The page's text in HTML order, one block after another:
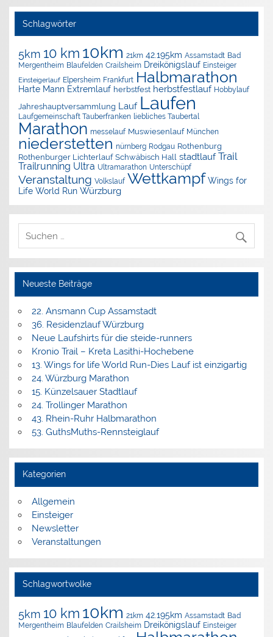
Schlagwörter
5km 10 km 10km 21km 42.195km Assamstadt Bad
Mergentheim Blaufelden Crailsheim Dreikönigslauf Einsteiger
Einsteigerlauf Elpersheim Frankfurt Halbmarathon
Harte Mann Extremlauf herbstfest herbstfestlauf Hobbylauf
Jahreshauptversammlung Lauf Laufen
Laufgemeinschaft Tauberfranken liebliches Taubertal
Marathon messelauf Muswiesenlauf München
niederstetten nürnberg Rodgau Rothenburg
Rothenburger Lichterlauf Schwäbisch Hall stadtlauf Trail
Trailrunning Ultra Ultramarathon Unterschüpf
Veranstaltung Volkslauf Wettkampf Wings for
Life World Run Würzburg
Neueste Beiträge
22. Ansmann Cup Assamstadt
36. Residenzlauf Würzburg
Neue Laufshirts für die steide-runners
Kronio Trail – Kreta Lasithi-Hochebene
13. Wings for life World Run-Dies Lauf ist einzigartig
24. Würzburg Marathon
15. Künzelsauer Stadtlauf
24. Trollinger Marathon
43. Rhein-Ruhr Halbmarathon
53. GuthsMuths-Rennsteiglauf
Kategorien
Allgemein
Einsteiger
Newsletter
Veranstaltungen
Schlagwortwolke
5km 10 km 10km 21km 42.195km Assamstadt Bad
Mergentheim Blaufelden Crailsheim Dreikönigslauf Einsteiger